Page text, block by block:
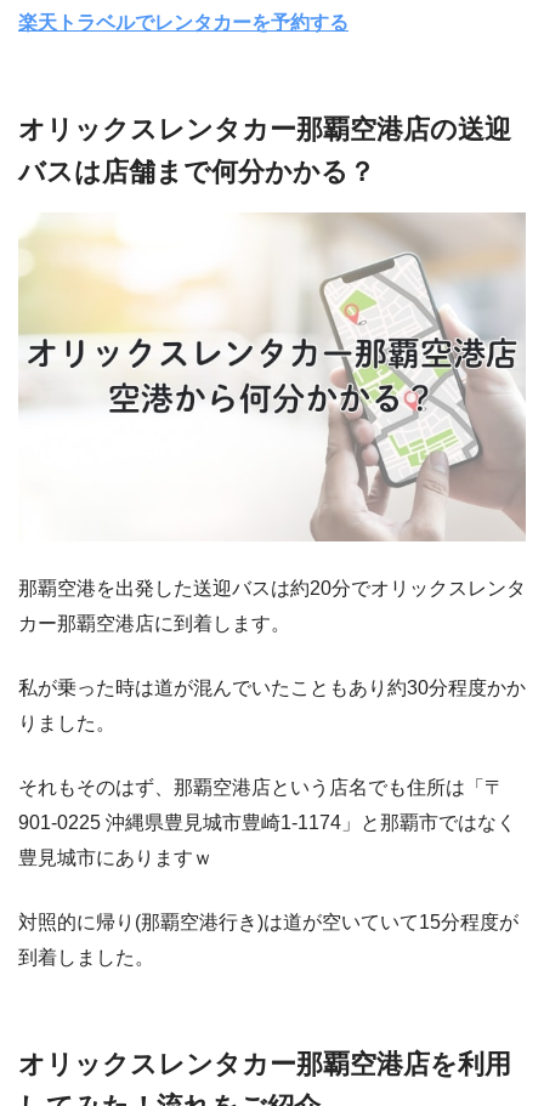
楽天トラベルでレンタカーを予約する
オリックスレンタカー那覇空港店の送迎
バスは店舗まで何分かかる？
那覇空港を出発した送迎バスは約20分でオリックスレンタ
カー那覇空港店に到着します。
私が乗った時は道が混んでいたこともあり約30分程度かか
りました。
それもそのはず、那覇空港店という店名でも住所は「〒
901-0225 沖縄県豊見城市豊崎1‐1174」と那覇市ではなく
豊見城市にありますｗ
対照的に帰り(那覇空港行き)は道が空いていて15分程度が
到着しました。
オリックスレンタカー那覇空港店を利用